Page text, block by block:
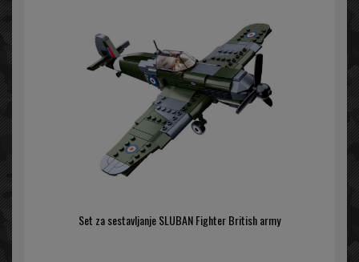
Set za sestavljanje SLUBAN Fighter British army